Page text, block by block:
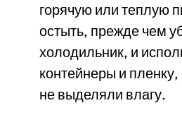
горячую или теплую
остыть, прежде чем
холодильник, и
контейнеры и
не выделяли влагу.